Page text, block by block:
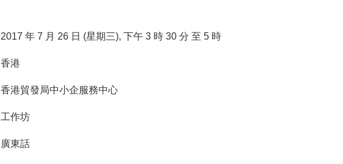
2017 年 7 月 26 日 (星期三), 下午 3 時 30 分 至 5 時
香港
香港貿發局中小企服務中心
工作坊
廣東話